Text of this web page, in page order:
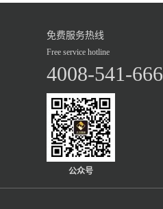
免费服务热线
Free service hotline
4008-541-666
公众号